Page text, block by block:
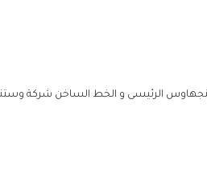
الرئيسى و الخط الساخن شركة